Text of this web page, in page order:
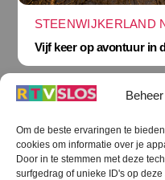
Om de beste ervaringen te
cookies om informatie over je
Door in te stemmen met deze
surfgedrag of unieke ID's op
STEENWIJKERLAND
Vijf keer op avontuur in